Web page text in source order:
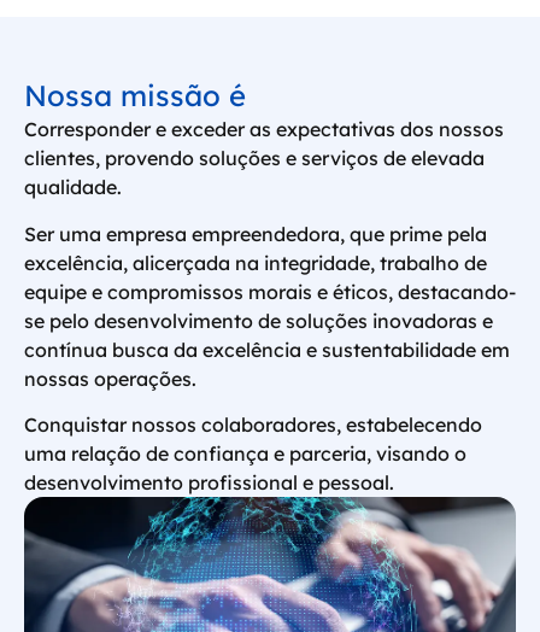
Nossa missão é
Corresponder e exceder as expectativas dos nossos
clientes, provendo soluções e serviços de elevada
qualidade.
Ser uma empresa empreendedora, que prime pela
excelência, alicerçada na integridade, trabalho de
equipe e compromissos morais e éticos, destacando-
se pelo desenvolvimento de soluções inovadoras e
contínua busca da excelência e sustentabilidade em
nossas operações.
Conquistar nossos colaboradores, estabelecendo
uma relação de confiança e parceria, visando o
desenvolvimento profissional e pessoal.